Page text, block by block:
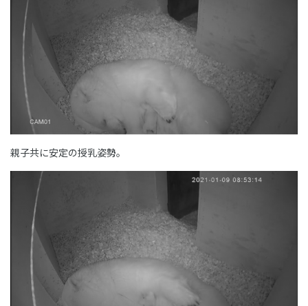
親子共に安定の授乳姿勢。